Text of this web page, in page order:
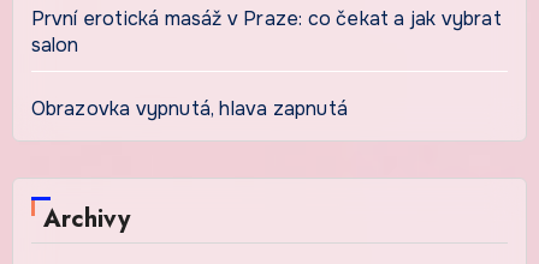
První erotická masáž v Praze: co čekat a jak vybrat
salon
Obrazovka vypnutá, hlava zapnutá
Archivy